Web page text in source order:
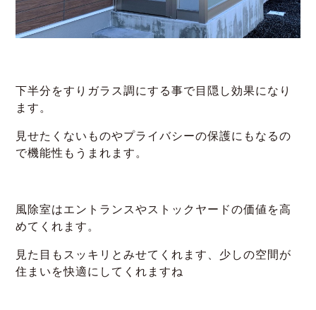
下半分をすりガラス調にする事で目隠し効果になり
ます。
見せたくないものやプライバシーの保護にもなるの
で機能性もうまれます。
風除室はエントランスやストックヤードの価値を高
めてくれます。
見た目もスッキリとみせてくれます、少しの空間が
住まいを快適にしてくれますね